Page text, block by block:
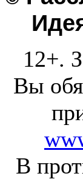
12+.
Вы
В